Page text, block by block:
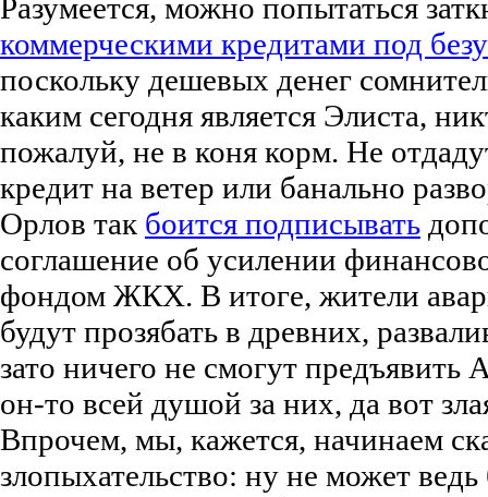
Разумеется, можно попытаться
коммерческими кредитами под
поскольку дешевых денег
каким сегодня является Элиста,
пожалуй, не в коня корм. Не
кредит на ветер или банально
Орлов так боится подписывать
соглашение об усилении
фондом ЖКХ. В итоге, жители
будут прозябать в древних,
зато ничего не смогут
он-то всей душой за них, да вот
Впрочем, мы, кажется, начинаем
злопыхательство: ну не может